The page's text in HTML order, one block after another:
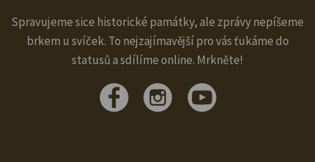
Spravujeme sice historické památky, ale zprávy nepíšeme
brkem u svíček. To nejzajímavější pro vás ťukáme do
statusů a sdílíme online. Mrkněte!